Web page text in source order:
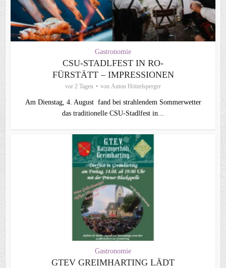
Gastronomie
CSU-STADLFEST IN RO-
FÜRSTÄTT – IMPRESSIONEN
vor 2 Tagen von Anton Hötzelsperger
Am Dienstag, 4. August fand bei strahlendem Sommerwetter
das traditionelle CSU-Stadlfest in...
Gastronomie
GTEV GREIMHARTING LÄDT